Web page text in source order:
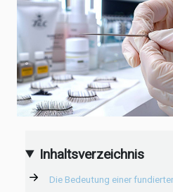
Inhaltsverzeichnis
Die Bedeutung einer